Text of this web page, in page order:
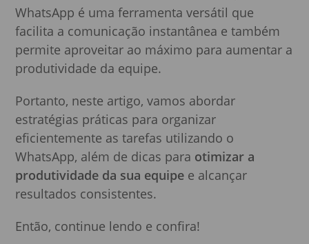
WhatsApp é uma ferramenta versátil que
facilita a comunicação instantânea e também
permite aproveitar ao máximo para aumentar a
produtividade da equipe.
Portanto, neste artigo, vamos abordar
estratégias práticas para organizar
eficientemente as tarefas utilizando o
WhatsApp, além de dicas para otimizar a
produtividade da sua equipe e alcançar
resultados consistentes.
Então, continue lendo e confira!